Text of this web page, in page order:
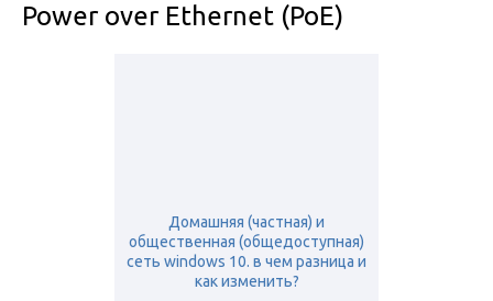
Power over Ethernet (PoE)
Домашняя (частная) и
общественная (общедоступная)
сеть windows 10. в чем разница и
как изменить?